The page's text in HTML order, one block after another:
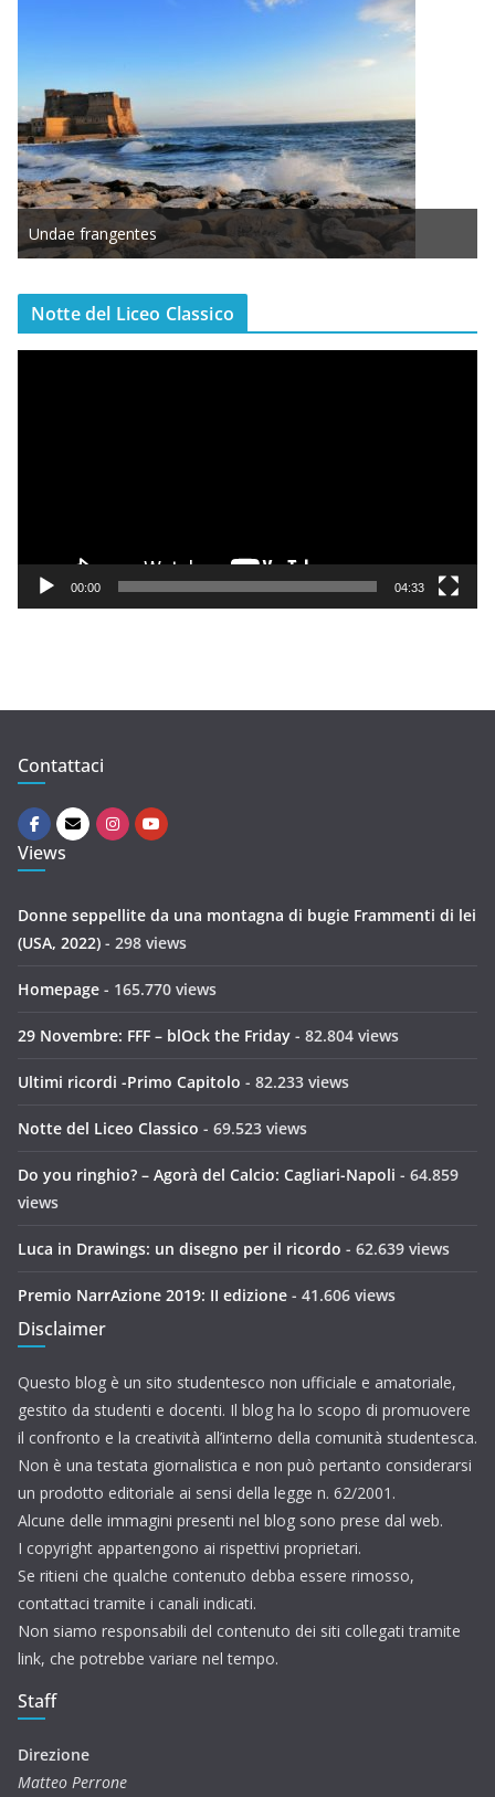
Rint’ o’ vicolo
Notte del Liceo Classico
e
00:00 04:33
Contattaci
Views
Donne seppellite da una montagna di bugie Frammenti di lei
(USA, 2022) - 298 views
Homepage - 165.770 views
29 Novembre: FFF – blOck the Friday - 82.804 views
Ultimi ricordi -Primo Capitolo - 82.233 views
Notte del Liceo Classico - 69.523 views
Do you ringhio? – Agorà del Calcio: Cagliari-Napoli - 64.859
views
Luca in Drawings: un disegno per il ricordo - 62.639 views
Premio NarrAzione 2019: II edizione - 41.606 views
Disclaimer
Questo blog è un sito studentesco non ufficiale e amatoriale,
gestito da studenti e docenti. Il blog ha lo scopo di promuovere
il confronto e la creatività all’interno della comunità studentesca.
Non è una testata giornalistica e non può pertanto considerarsi
un prodotto editoriale ai sensi della legge n. 62/2001.
Alcune delle immagini presenti nel blog sono prese dal web.
I copyright appartengono ai rispettivi proprietari.
Se ritieni che qualche contenuto debba essere rimosso,
contattaci tramite i canali indicati.
Non siamo responsabili del contenuto dei siti collegati tramite
link, che potrebbe variare nel tempo.
Staff
Direzione
Matteo Perrone